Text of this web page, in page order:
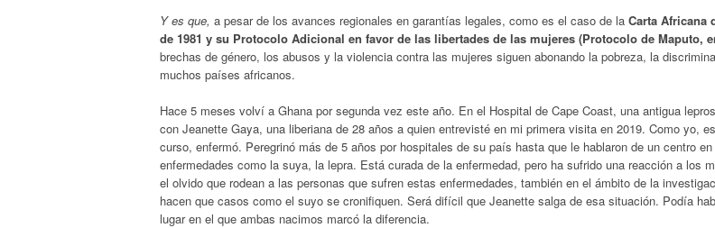
Y es que, a pesar de los avances regionales en garantías legales, como es el caso de la Carta Africana
de 1981 y su Protocolo Adicional en favor de las libertades de las mujeres (Protocolo de Maputo,
brechas de género, los abusos y la violencia contra las mujeres siguen abonando la pobreza, la
muchos países africanos.
Hace 5 meses volví a Ghana por segunda vez este año. En el Hospital de Cape Coast, una antigua
con Jeanette Gaya, una liberiana de 28 años a quien entrevisté en mi primera visita en 2019. Como yo,
curso, enfermó. Peregrinó más de 5 años por hospitales de su país hasta que le hablaron de un centro
enfermedades como la suya, la lepra. Está curada de la enfermedad, pero ha sufrido una reacción a los
el olvido que rodean a las personas que sufren estas enfermedades, también en el ámbito de la
hacen que casos como el suyo se cronifiquen. Será difícil que Jeanette salga de esa situación. Podía
lugar en el que ambas nacimos marcó la diferencia.